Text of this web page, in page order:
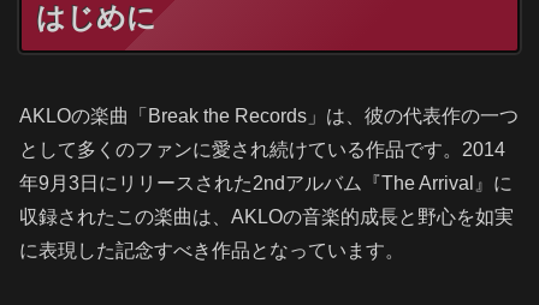
はじめに
AKLOの楽曲「Break the Records」は、彼の代表作の一つ
として多くのファンに愛され続けている作品です。2014
年9月3日にリリースされた2ndアルバム『The Arrival』に
収録されたこの楽曲は、AKLOの音楽的成長と野心を如実
に表現した記念すべき作品となっています。